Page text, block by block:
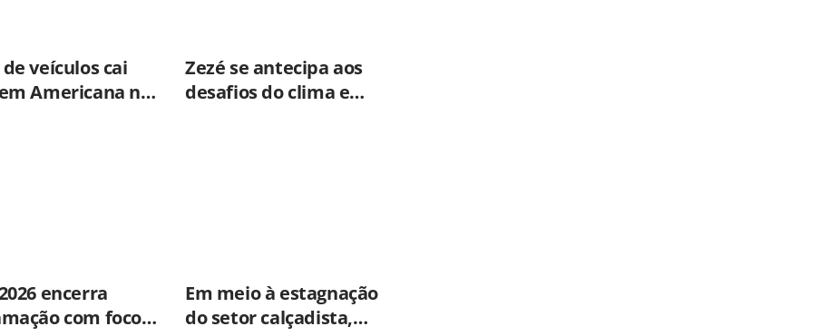
veículos cai
Americana no
Zezé se antecipa aos
desafios do clima e
encerra
com foco
Em meio à estagnação
do setor calçadista,